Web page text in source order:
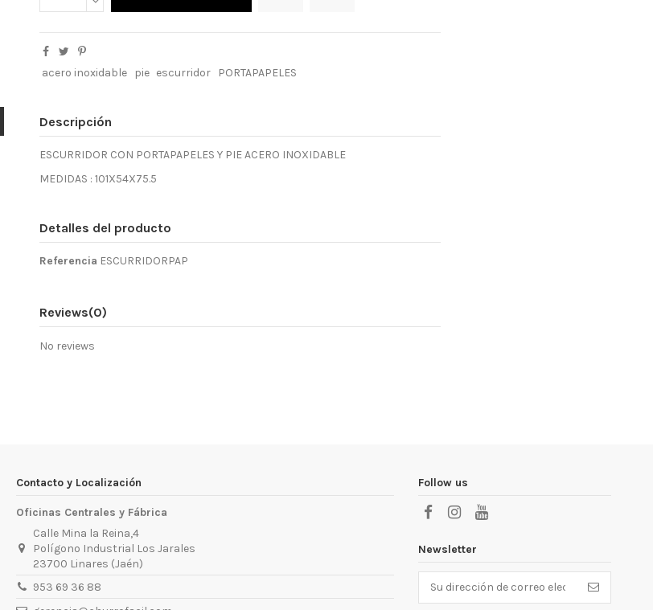
acero inoxidable pie escurridor PORTAPAPELES
Descripción
ESCURRIDOR CON PORTAPAPELES Y PIE ACERO INOXIDABLE
MEDIDAS : 101X54X75.5
Detalles del producto
Referencia ESCURRIDORPAP
Reviews(0)
No reviews
Contacto y Localización
Oficinas Centrales y Fábrica
Calle Mina la Reina,4
Polígono Industrial Los Jarales
23700 Linares (Jaén)
953 69 36 88
Follow us
Newsletter